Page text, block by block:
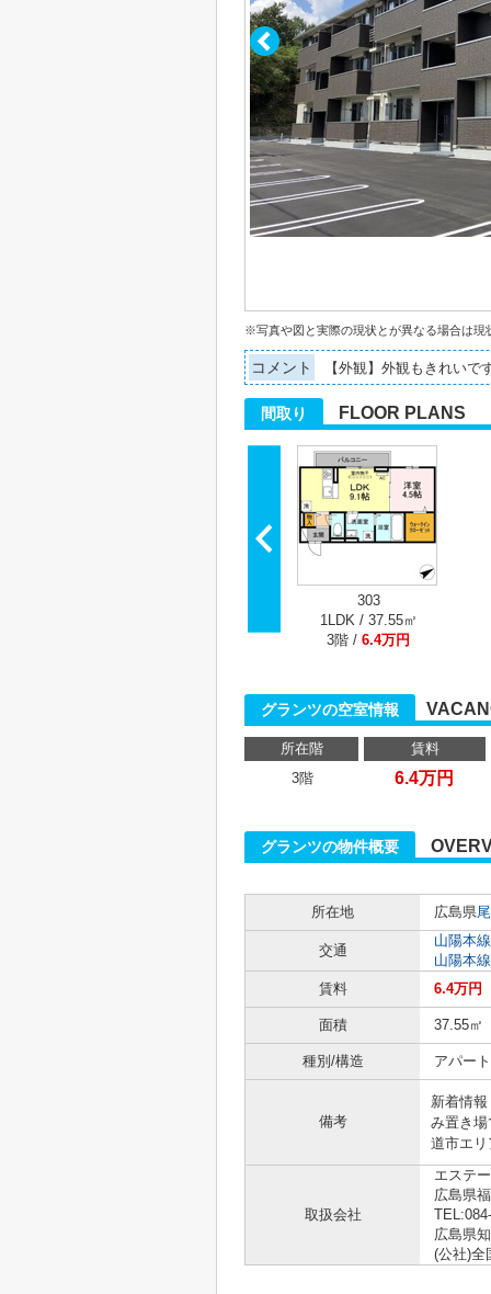
※写真や図と実際の現状とが異なる場合は現
コメント 【外観】外観もきれいで
間取り FLOOR PLANS
303
1LDK / 37.55㎡
3階 / 6.4万円
グランツの空室情報
所在階 賃料
3階
6.4万円
グランツの物件概要
所在地
広島県
交通
山陽本線
山陽本線
賃料
6.4万円
面積 37.55㎡
種別/構造 アパー
備考
新着情
み置き
道市エリ
取扱会社
エステ
広島県
広島県
(公社)全